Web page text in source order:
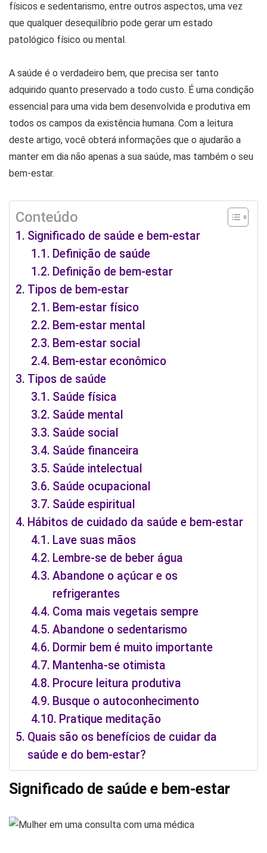
físicos e sedentarismo, entre outros aspectos, uma vez
que qualquer desequilíbrio pode gerar um estado
patológico físico ou mental.
A saúde é o verdadeiro bem, que precisa ser tanto
adquirido quanto preservado a todo custo. É uma condição
essencial para uma vida bem desenvolvida e produtiva em
todos os campos da existência humana. Com a leitura
deste artigo, você obterá informações que o ajudarão a
manter em dia não apenas a sua saúde, mas também o seu
bem-estar.
Conteúdo
Significado de saúde e bem-estar
Definição de saúde
Definição de bem-estar
Tipos de bem-estar
Bem-estar físico
Bem-estar mental
Bem-estar social
Bem-estar econômico
Tipos de saúde
Saúde física
Saúde mental
Saúde social
Saúde financeira
Saúde intelectual
Saúde ocupacional
Saúde espiritual
Hábitos de cuidado da saúde e bem-estar
Lave suas mãos
Lembre-se de beber água
Abandone o açúcar e os
refrigerantes
Coma mais vegetais sempre
Abandone o sedentarismo
Dormir bem é muito importante
Mantenha-se otimista
Procure leitura produtiva
Busque o autoconhecimento
Pratique meditação
Quais são os benefícios de cuidar da
saúde e do bem-estar?
Significado de saúde e bem-estar